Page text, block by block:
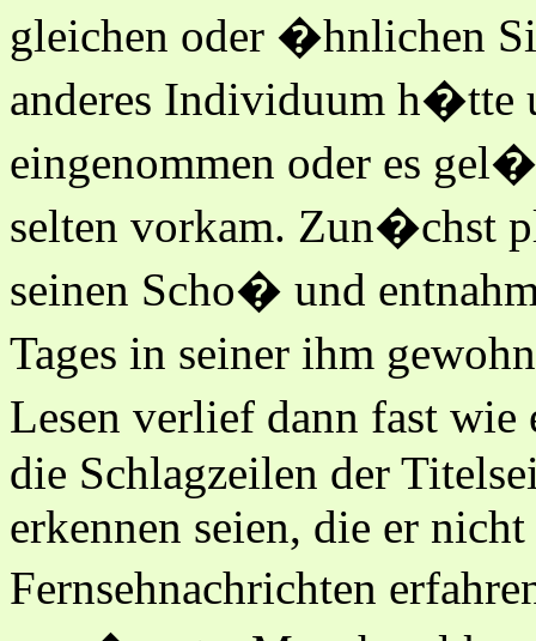
gleichen oder �hnlichen
anderes Individuum h�tte
eingenommen oder es
selten vorkam. Zun�chst
seinen Scho� und
Tages in seiner ihm
Lesen verlief dann fast
die Schlagzeilen der
erkennen seien, die er
Fernsehnachrichten